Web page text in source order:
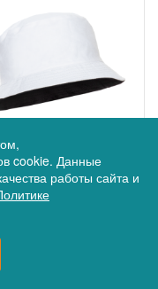
двусторонняя
200, 14TC
35-171014TC
cookie. Данные
работы сайта и